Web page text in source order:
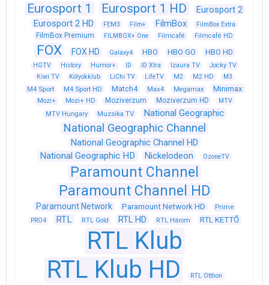
Eurosport 1 Eurosport 1 HD
Eurosport 2
Eurosport 2 HD
FEM3 Film+ FilmBox FilmBox Extra
FilmBox Premium FILMBOX+ One Filmcafé Filmcafé HD
FOX FOX HD Galaxy4 HBO HBO GO HBO HD
HGTV History Humor+ ID ID Xtra Izaura TV
Jocky TV
Kiwi TV
Kölyökklub LiChi TV LifeTV M2 M2 HD M3
M4 Sport M4 Sport HD Match4 Max4 Megamax Minimax
Mozi+ Mozi+ HD Moziverzum Moziverzum HD
MTV
MTV Hungary
Muzsika TV National Geographic
National Geographic Channel
National Geographic Channel HD
National Geographic HD
Nickelodeon OzoneTV
Paramount Channel
Paramount Channel HD
Paramount Network Paramount Network HD Prime
PRO4 RTL RTL Gold RTL HD RTL Három RTL KETTŐ
RTL Klub
RTL Klub HD
RTL Otthon